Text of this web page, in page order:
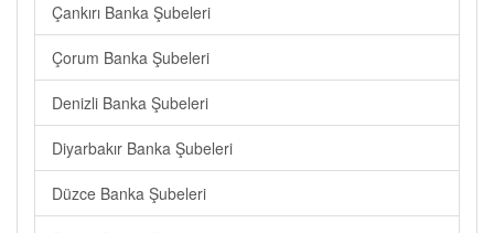
Çankırı Banka Şubeleri
Çorum Banka Şubeleri
Denizli Banka Şubeleri
Diyarbakır Banka Şubeleri
Düzce Banka Şubeleri